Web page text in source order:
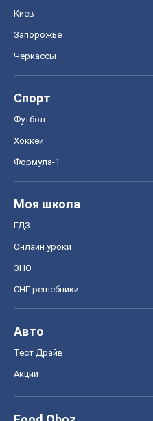
Киев
Запорожье
Черкассы
Спорт
Футбол
Хоккей
Формула-1
Моя школа
ГДЗ
Онлайн уроки
ЗНО
СНГ решебники
Авто
Тест Драйв
Акции